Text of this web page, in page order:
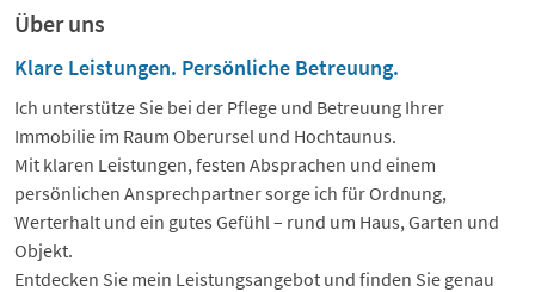
Über uns
Klare Leistungen. Persönliche Betreuung.
Ich unterstütze Sie bei der Pflege und Betreuung Ihrer
Immobilie im Raum Oberursel und Hochtaunus.
Mit klaren Leistungen, festen Absprachen und einem
persönlichen Ansprechpartner sorge ich für Ordnung,
Werterhalt und ein gutes Gefühl – rund um Haus, Garten und
Objekt.
Entdecken Sie mein Leistungsangebot und finden Sie genau